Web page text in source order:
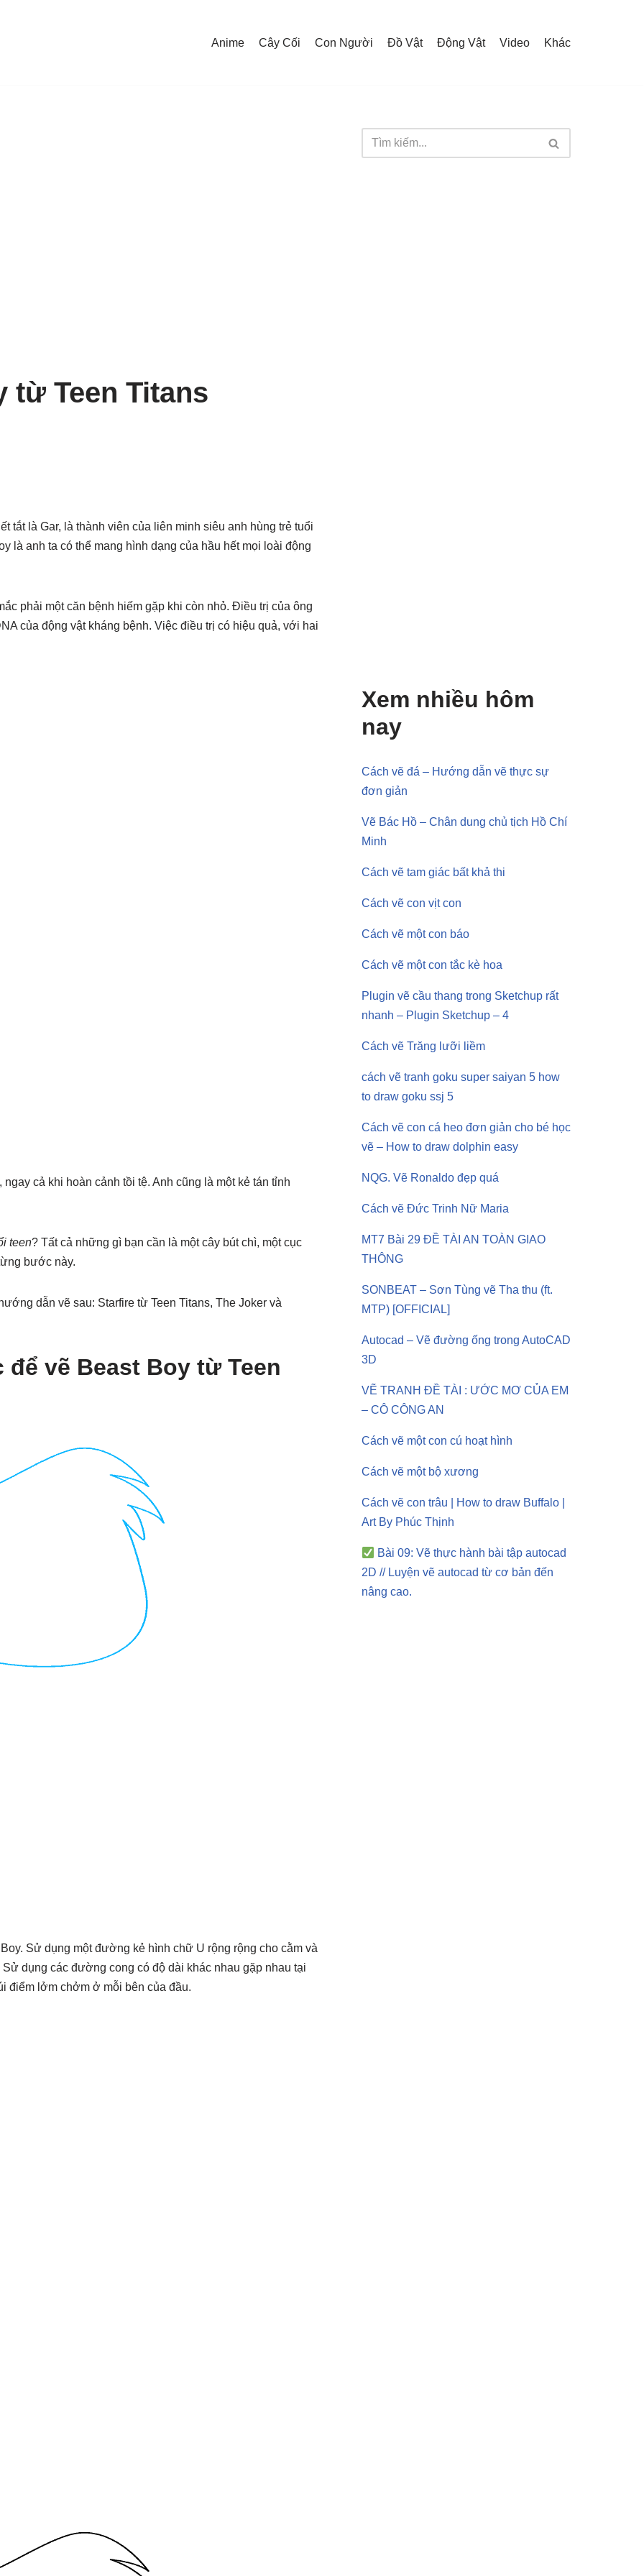
Anime Cây Cối Con Người Đồ Vật Động Vật Video Khác
từ Teen Titans
tắt là Gar, là thành viên của liên minh siêu anh hùng trẻ tuổi
là anh ta có thể mang hình dạng của hầu hết mọi loài động
phải một căn bệnh hiếm gặp khi còn nhỏ. Điều trị của ông
của động vật kháng bệnh. Việc điều trị có hiệu quả, với hai
cả khi hoàn cảnh tồi tệ. Anh cũng là một kẻ tán tỉnh
teen? Tất cả những gì bạn cần là một cây bút chì, một cục
bước này.
dẫn vẽ sau: Starfire từ Teen Titans, The Joker và
vẽ Beast Boy từ Teen
Sử dụng một đường kẻ hình chữ U rộng rộng cho cằm và
dụng các đường cong có độ dài khác nhau gặp nhau tại
điểm lởm chởm ở mỗi bên của đầu.
Xem nhiều hôm
nay
Cách vẽ đá – Hướng dẫn vẽ thực sự
đơn giản
Vẽ Bác Hồ – Chân dung chủ tịch Hồ Chí
Minh
Cách vẽ tam giác bất khả thi
Cách vẽ con vịt con
Cách vẽ một con báo
Cách vẽ một con tắc kè hoa
Plugin vẽ cầu thang trong Sketchup rất
nhanh – Plugin Sketchup – 4
Cách vẽ Trăng lưỡi liềm
cách vẽ tranh goku super saiyan 5 how
to draw goku ssj 5
Cách vẽ con cá heo đơn giản cho bé học
vẽ – How to draw dolphin easy
NQG. Vẽ Ronaldo đẹp quá
Cách vẽ Đức Trinh Nữ Maria
MT7 Bài 29 ĐỀ TÀI AN TOÀN GIAO
THÔNG
SONBEAT – Sơn Tùng vẽ Tha thu (ft.
MTP) [OFFICIAL]
Autocad – Vẽ đường ống trong AutoCAD
3D
VẼ TRANH ĐỀ TÀI : ƯỚC MƠ CỦA EM
– CÔ CÔNG AN
Cách vẽ một con cú hoạt hình
Cách vẽ một bộ xương
Cách vẽ con trâu | How to draw Buffalo |
Art By Phúc Thịnh
Bài 09: Vẽ thực hành bài tập autocad
2D // Luyện vẽ autocad từ cơ bản đến
nâng cao.